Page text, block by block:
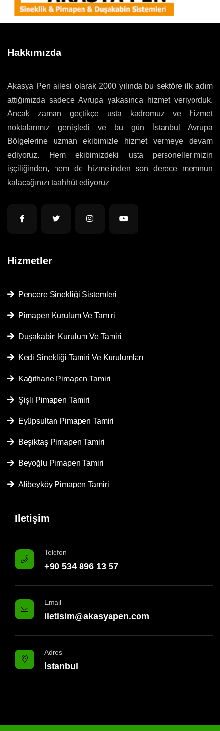
Hakkımızda
Akasya Pen ailesi olarak 2000 yılında bu sektöre ilk adım
attığımızda sadece Avrupa yakasında hizmet veriyorduk.
Ancak zaman geçtikçe usta kadromuz ve hizmet
noktalarımız genişledi ve bu gün İstanbul Avrupa
Bölgelerine uzman ekibimizle hizmet vermeye devam
ediyoruz. Hem ekibimizdeki usta personellerimizin
işçiliğinden, hem de hizmetinden son derece memnun
kalacağınızı taahhüt ediyoruz.
Hizmetler
Pencere Sinekliği Sistemleri
Pimapen Kurulum Ve Tamiri
Duşakabin Kurulum Ve Tamiri
Kedi Sinekliği Tamiri Ve Kurulumları
Kağıthane Pimapen Tamiri
Şişli Pimapen Tamiri
Eyüpsultan Pimapen Tamiri
Beşiktaş Pimapen Tamiri
Beyoğlu Pimapen Tamiri
Alibeyköy Pimapen Tamiri
İletişim
Telefon
+90 534 896 13 57
Email
iletisim@akasyapen.com
Adres
İstanbul